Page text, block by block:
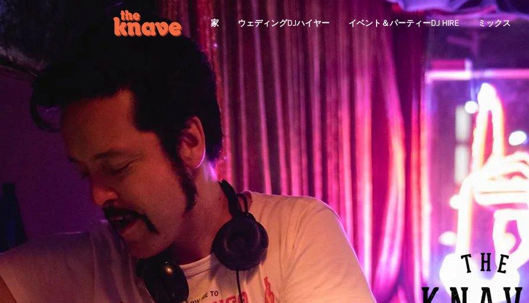
家 ウェディングDJハイヤー イベント＆パーティーDJ HIRE ミックス